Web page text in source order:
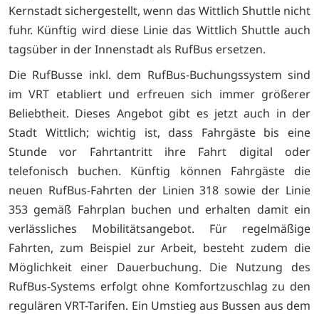
Kernstadt sichergestellt, wenn das Wittlich Shuttle nicht
fuhr. Künftig wird diese Linie das Wittlich Shuttle auch
tagsüber in der Innenstadt als RufBus ersetzen.
Die RufBusse inkl. dem RufBus-Buchungssystem sind
im VRT etabliert und erfreuen sich immer größerer
Beliebtheit. Dieses Angebot gibt es jetzt auch in der
Stadt Wittlich; wichtig ist, dass Fahrgäste bis eine
Stunde vor Fahrtantritt ihre Fahrt digital oder
telefonisch buchen. Künftig können Fahrgäste die
neuen RufBus-Fahrten der Linien 318 sowie der Linie
353 gemäß Fahrplan buchen und erhalten damit ein
verlässliches Mobilitätsangebot. Für regelmäßige
Fahrten, zum Beispiel zur Arbeit, besteht zudem die
Möglichkeit einer Dauerbuchung. Die Nutzung des
RufBus-Systems erfolgt ohne Komfortzuschlag zu den
regulären VRT-Tarifen. Ein Umstieg aus Bussen aus dem